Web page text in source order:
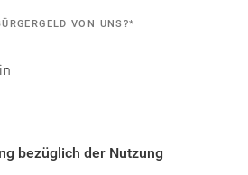
VON UNS?*
bezüglich der Nutzung